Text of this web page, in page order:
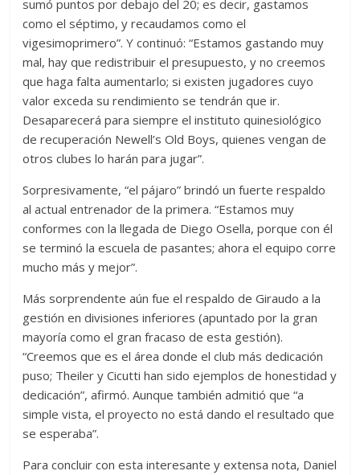
sumó puntos por debajo del 20; es decir, gastamos
como el séptimo, y recaudamos como el
vigesimoprimero”. Y continuó: “Estamos gastando muy
mal, hay que redistribuir el presupuesto, y no creemos
que haga falta aumentarlo; si existen jugadores cuyo
valor exceda su rendimiento se tendrán que ir.
Desaparecerá para siempre el instituto quinesiológico
de recuperación Newell’s Old Boys, quienes vengan de
otros clubes lo harán para jugar”.
Sorpresivamente, “el pájaro” brindó un fuerte respaldo
al actual entrenador de la primera. “Estamos muy
conformes con la llegada de Diego Osella, porque con él
se terminó la escuela de pasantes; ahora el equipo corre
mucho más y mejor”.
Más sorprendente aún fue el respaldo de Giraudo a la
gestión en divisiones inferiores (apuntado por la gran
mayoría como el gran fracaso de esta gestión).
“Creemos que es el área donde el club más dedicación
puso; Theiler y Cicutti han sido ejemplos de honestidad y
dedicación”, afirmó. Aunque también admitió que “a
simple vista, el proyecto no está dando el resultado que
se esperaba”.
Para concluir con esta interesante y extensa nota, Daniel